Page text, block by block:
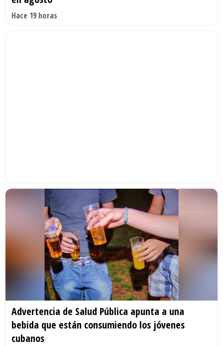
Hace 19 horas
Advertencia de Salud Pública apunta a una
bebida que están consumiendo los jóvenes
cubanos